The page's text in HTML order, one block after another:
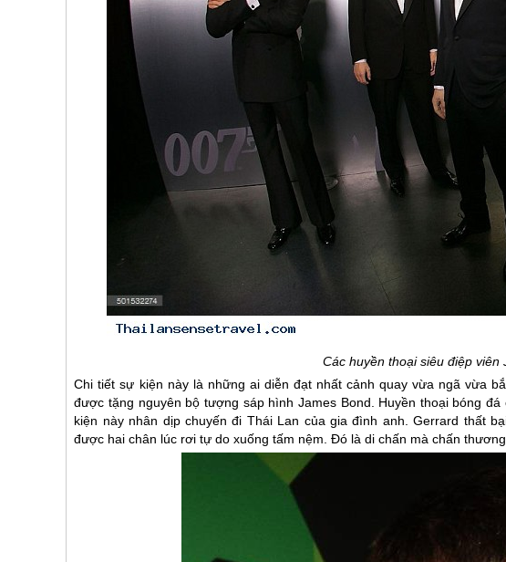
Các huyền thoại siêu điệp viên
Chi tiết sự kiện này là những ai diễn đạt nhất cảnh quay vừa ngã vừa
được tặng nguyên bộ tượng sáp hình James Bond. Huyền thoại bóng
kiện này nhân dịp chuyến đi Thái Lan của gia đình anh. Gerrard thất
được hai chân lúc rơi tự do xuống tấm nệm. Đó là di chấn mà chấn